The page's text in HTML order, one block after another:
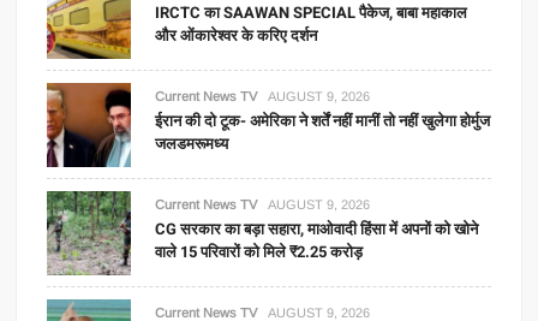
IRCTC का SAAWAN SPECIAL पैकेज, बाबा महाकाल
और ओंकारेश्वर के करिए दर्शन
Current News TV AUGUST 9, 2026
ईरान की दो टूक- अमेरिका ने शर्तें नहीं मानीं तो नहीं खुलेगा होर्मुज
जलडमरूमध्य
Current News TV AUGUST 9, 2026
CG सरकार का बड़ा सहारा, माओवादी हिंसा में अपनों को खोने
वाले 15 परिवारों को मिले ₹2.25 करोड़
Current News TV AUGUST 9, 2026